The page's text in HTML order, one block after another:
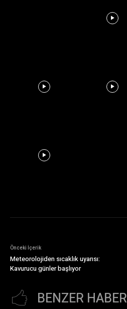
Önceki İçerik
Meteorolojiden sıcaklık uyarısı:
Kavurucu günler başlıyor
BENZER